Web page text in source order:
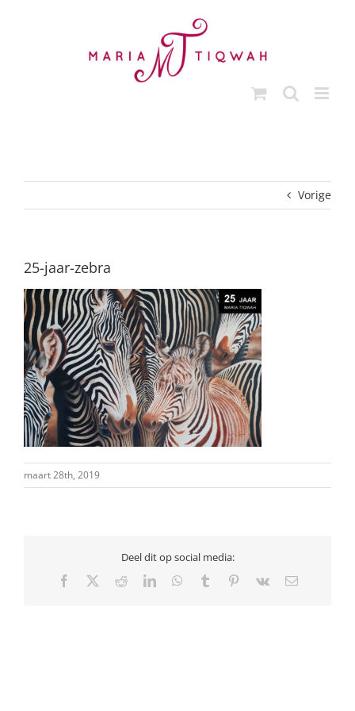
Vorige
25-jaar-zebra
maart 28th, 2019
Deel dit op social media:
Facebook RedditLinkedInWhatsApp
Tumblr Pinterest
Vk
E-